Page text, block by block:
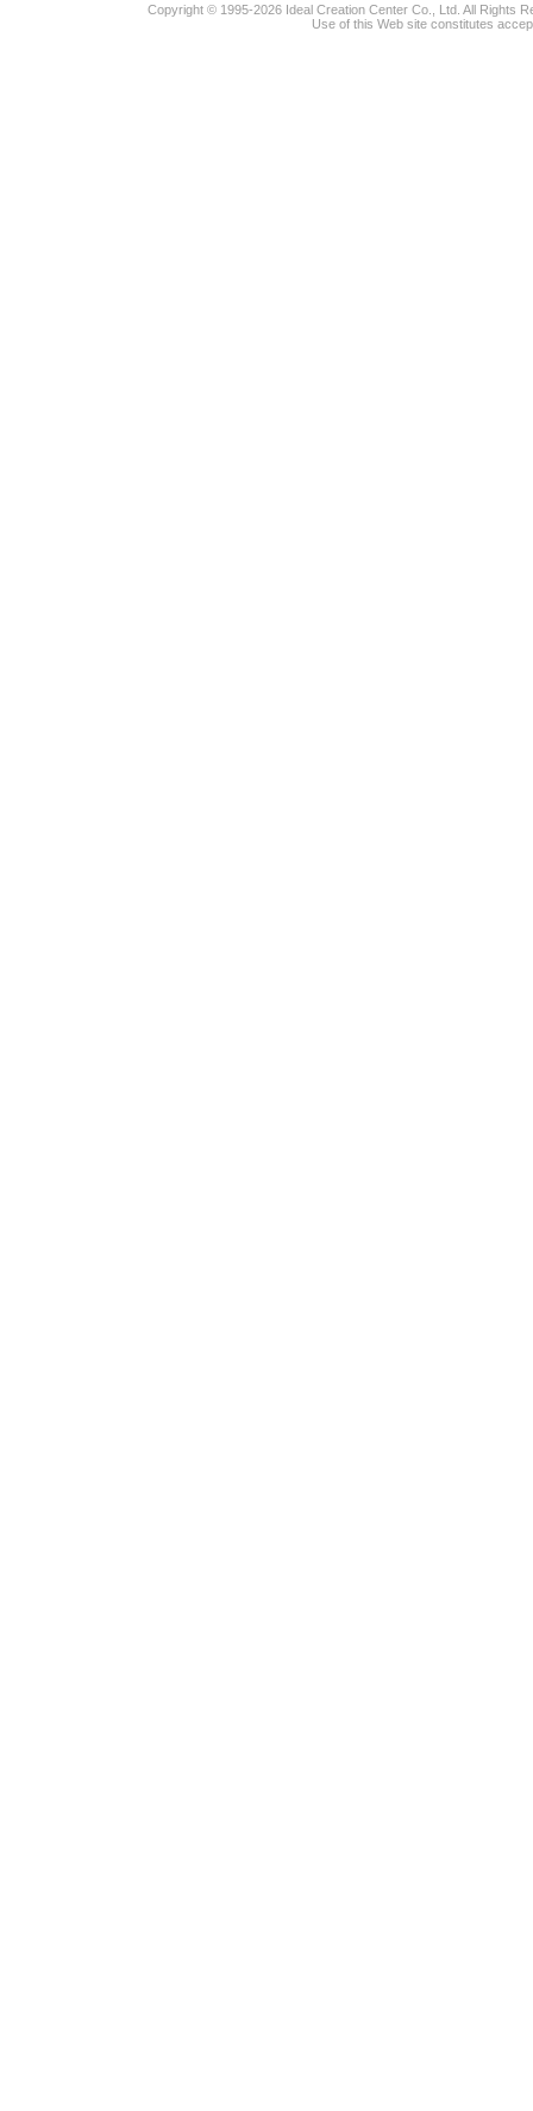
Copyright © 1995-2026 Ideal Creation Center Co., Ltd. All Rights
Use of this Web site constitutes